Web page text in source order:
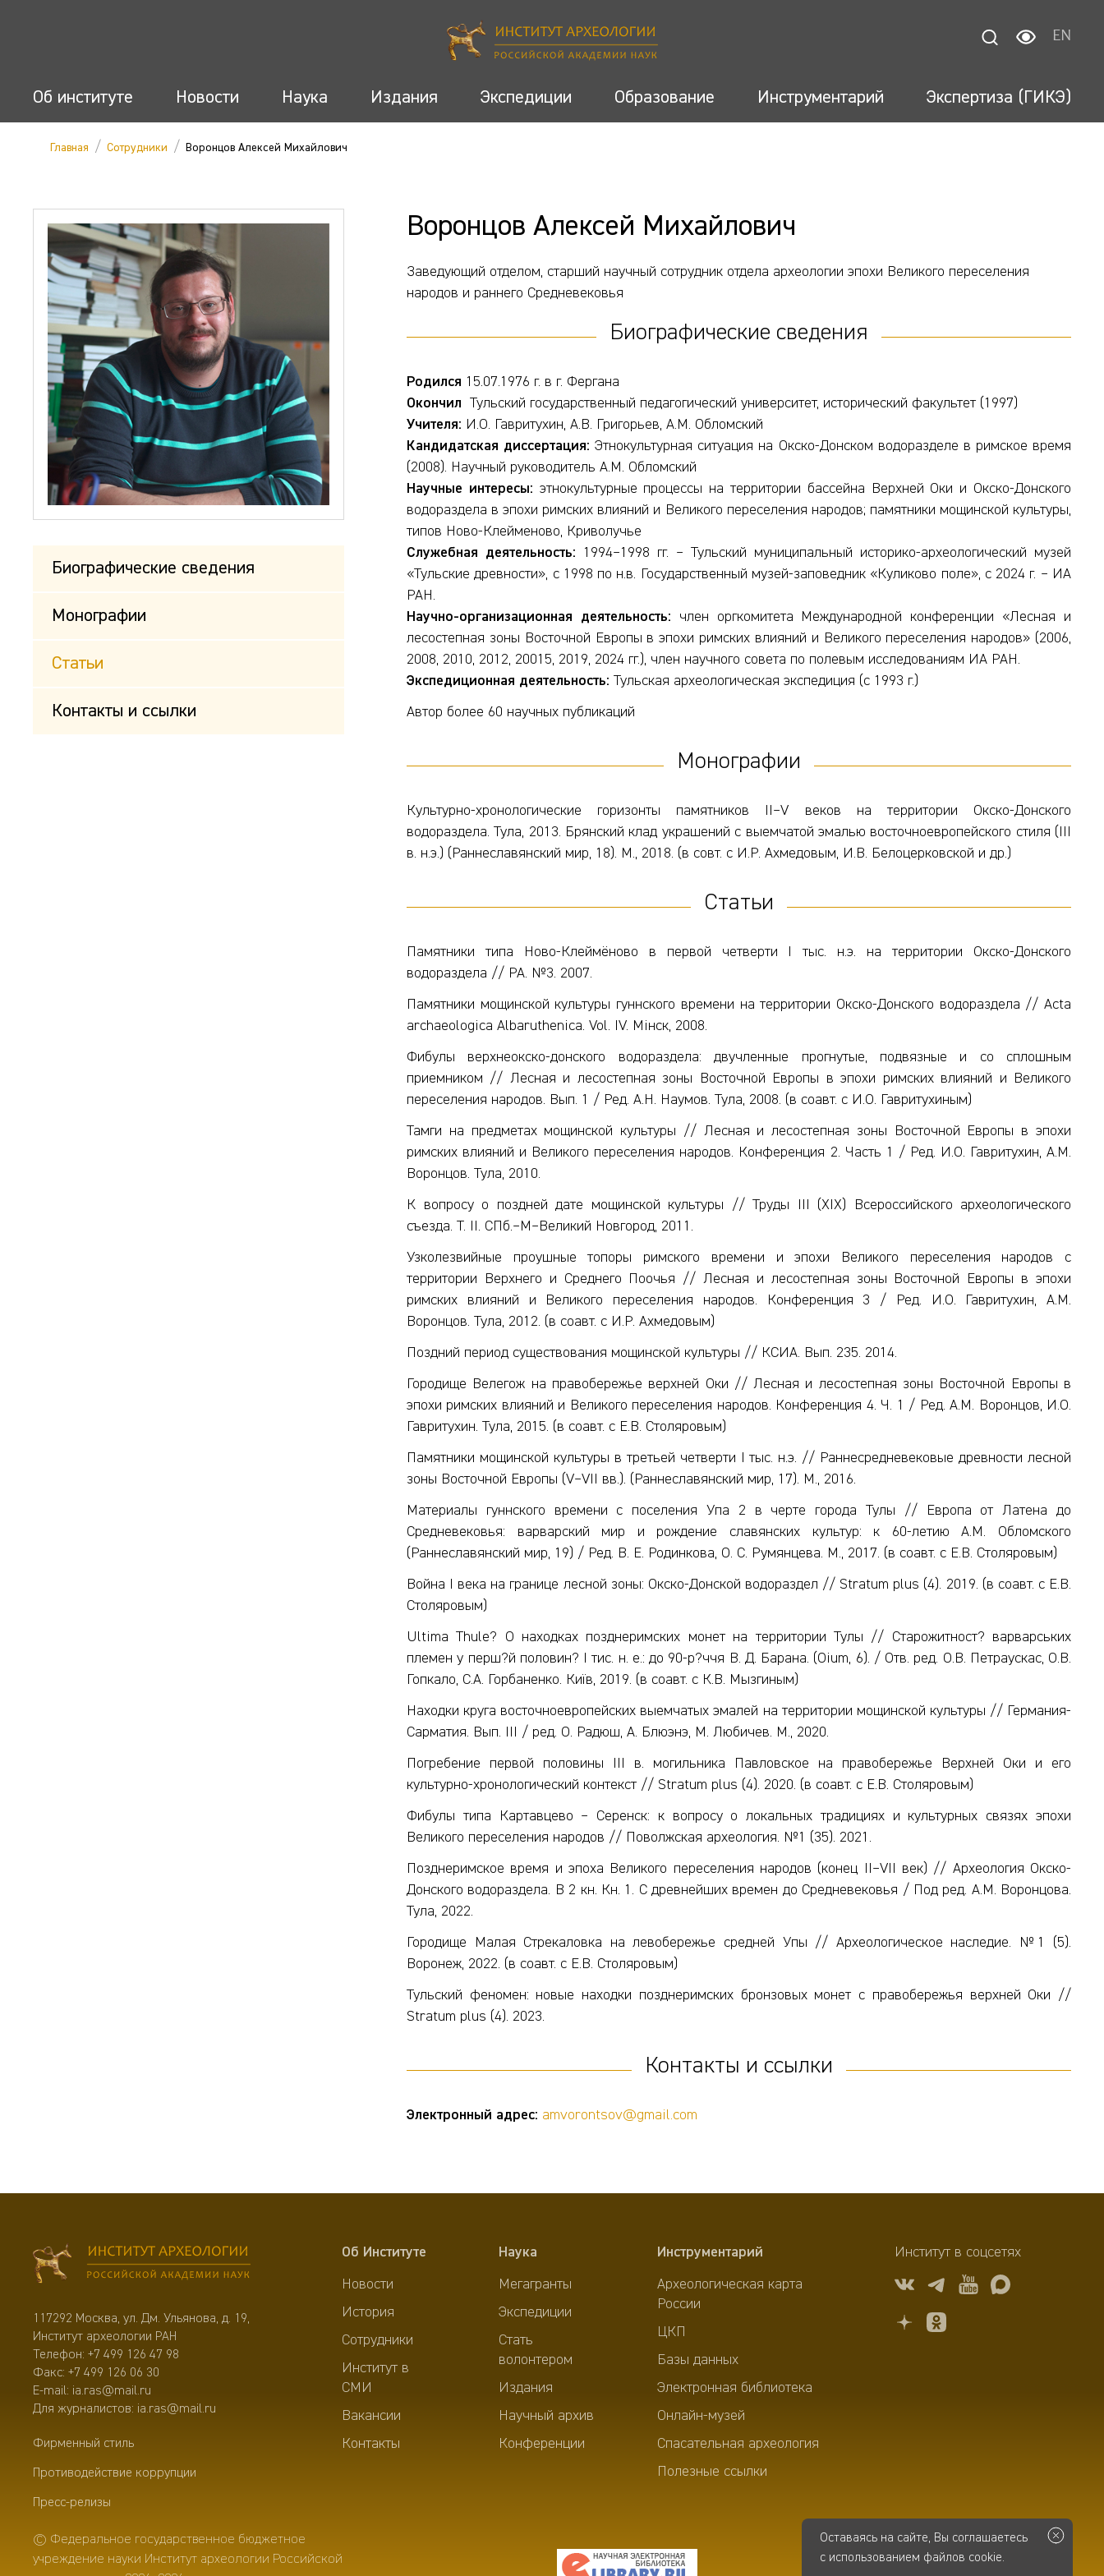
EN
Об институте Новости Наука Издания Экспедиции Образование Инструментарий Экспертиза (ГИКЭ)
Главная / Сотрудники / Воронцов Алексей Михайлович
Биографические сведения
Монографии
Статьи
Контакты и ссылки
Воронцов Алексей Михайлович
Заведующий отделом, старший научный сотрудник отдела археологии эпохи Великого переселения
народов и раннего Средневековья
Биографические сведения
Родился 15.07.1976 г. в г. Фергана
Окончил Тульский государственный педагогический университет, исторический факультет (1997)
Учителя: И.О. Гавритухин, А.В. Григорьев, А.М. Обломский
Кандидатская диссертация: Этнокультурная ситуация на Окско-Донском водоразделе в римское время
(2008). Научный руководитель А.М. Обломский
Научные интересы: этнокультурные процессы на территории бассейна Верхней Оки и Окско-Донского
водораздела в эпохи римских влияний и Великого переселения народов; памятники мощинской культуры,
типов Ново-Клейменово, Криволучье
Служебная деятельность: 1994–1998 гг. – Тульский муниципальный историко-археологический музей
«Тульские древности», с 1998 по н.в. Государственный музей-заповедник «Куликово поле», с 2024 г. – ИА
РАН.
Научно-организационная деятельность: член оргкомитета Международной конференции «Лесная и
лесостепная зоны Восточной Европы в эпохи римских влияний и Великого переселения народов» (2006,
2008, 2010, 2012, 20015, 2019, 2024 гг.), член научного совета по полевым исследованиям ИА РАН.
Экспедиционная деятельность: Тульская археологическая экспедиция (c 1993 г.)
Автор более 60 научных публикаций
Монографии
Культурно-хронологические горизонты памятников II–V веков на территории Окско-Донского
водораздела. Тула, 2013. Брянский клад украшений с выемчатой эмалью восточноевропейского стиля (III
в. н.э.) (Раннеславянский мир, 18). М., 2018. (в совт. с И.Р. Ахмедовым, И.В. Белоцерковской и др.)
Статьи
Памятники типа Ново-Клеймёново в первой четверти I тыс. н.э. на территории Окско-Донского
водораздела // РА. №3. 2007.
Памятники мощинской культуры гуннского времени на территории Окско-Донского водораздела // Acta
archaeologica Albаruthenica. Vol. IV. Мiнск, 2008.
Фибулы верхнеокско-донского водораздела: двучленные прогнутые, подвязные и со сплошным
приемником // Лесная и лесостепная зоны Восточной Европы в эпохи римских влияний и Великого
переселения народов. Вып. 1 / Ред. А.Н. Наумов. Тула, 2008. (в соавт. с И.О. Гавритухиным)
Тамги на предметах мощинской культуры // Лесная и лесостепная зоны Восточной Европы в эпохи
римских влияний и Великого переселения народов. Конференция 2. Часть 1 / Ред. И.О. Гавритухин, А.М.
Воронцов. Тула, 2010.
К вопросу о поздней дате мощинской культуры // Труды III (XIX) Всероссийского археологического
съезда. Т. II. СПб.–М–Великий Новгород, 2011.
Узколезвийные проушные топоры римского времени и эпохи Великого переселения народов с
территории Верхнего и Среднего Поочья // Лесная и лесостепная зоны Восточной Европы в эпохи
римских влияний и Великого переселения народов. Конференция 3 / Ред. И.О. Гавритухин, А.М.
Воронцов. Тула, 2012. (в соавт. с И.Р. Ахмедовым)
Поздний период существования мощинской культуры // КСИА. Вып. 235. 2014.
Городище Велегож на правобережье верхней Оки // Лесная и лесостепная зоны Восточной Европы в
эпохи римских влияний и Великого переселения народов. Конференция 4. Ч. 1 / Ред. А.М. Воронцов, И.О.
Гавритухин. Тула, 2015. (в соавт. с Е.В. Столяровым)
Памятники мощинской культуры в третьей четверти I тыс. н.э. // Раннесредневековые древности лесной
зоны Восточной Европы (V–VII вв.). (Раннеславянский мир, 17). М., 2016.
Материалы гуннского времени с поселения Упа 2 в черте города Тулы // Европа от Латена до
Средневековья: варварский мир и рождение славянских культур: к 60-летию А.М. Обломского
(Раннеславянский мир, 19) / Ред. В. Е. Родинкова, О. С. Румянцева. М., 2017. (в соавт. с Е.В. Столяровым)
Война I века на границе лесной зоны: Окско-Донской водораздел // Stratum plus (4). 2019. (в соавт. с Е.В.
Столяровым)
Ultima Thule? О находках позднеримских монет на территории Тулы // Старожитност? варварських
племен у перш?й половин? I тис. н. е.: до 90-р?ччя В. Д. Барана. (Oium, 6). / Отв. ред. О.В. Петраускас, О.В.
Гопкало, С.А. Горбаненко. Київ, 2019. (в соавт. с К.В. Мызгиным)
Находки круга восточноевропейских выемчатых эмалей на территории мощинской культуры // Германия-
Сарматия. Вып. III / ред. О. Радюш, А. Блюэнэ, М. Любичев. М., 2020.
Погребение первой половины III в. могильника Павловское на правобережье Верхней Оки и его
культурно-хронологический контекст // Stratum plus (4). 2020. (в соавт. с Е.В. Столяровым)
Фибулы типа Картавцево – Серенск: к вопросу о локальных традициях и культурных связях эпохи
Великого переселения народов // Поволжская археология. №1 (35). 2021.
Позднеримское время и эпоха Великого переселения народов (конец II–VII век) // Археология Окско-
Донского водораздела. В 2 кн. Кн. 1. С древнейших времен до Средневековья / Под ред. А.М. Воронцова.
Тула, 2022.
Городище Малая Стрекаловка на левобережье средней Упы // Археологическое наследие. №1 (5).
Воронеж, 2022. (в соавт. с Е.В. Столяровым)
Тульский феномен: новые находки позднеримских бронзовых монет с правобережья верхней Оки //
Stratum plus (4). 2023.
Контакты и ссылки
Электронный адрес: amvorontsov@gmail.com
117292 Москва, ул. Дм. Ульянова, д. 19,
Институт археологии РАН
Телефон: +7 499 126 47 98
Факс: +7 499 126 06 30
E-mail: ia.ras@mail.ru
Для журналистов: ia.ras@mail.ru
Фирменный стиль
Противодействие коррупции
Пресс-релизы
Об Институте
Новости
История
Сотрудники
Институт в
СМИ
Вакансии
Контакты
Наука
Мегагранты
Экспедиции
Стать
волонтером
Издания
Научный архив
Конференции
Инструментарий
Археологическая карта
России
ЦКП
Базы данных
Электронная библиотека
Онлайн-музей
Спасательная археология
Полезные ссылки
Институт в соцсетях
© Федеральное государственное бюджетное
учреждение науки Институт археологии Российской
Оставаясь на сайте, Вы соглашаетесь
с использованием файлов cookie.